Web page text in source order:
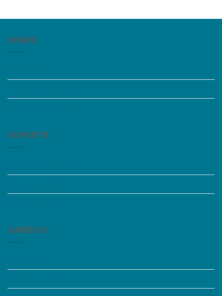
SOBRE
SUPORTE
JURÍDICO